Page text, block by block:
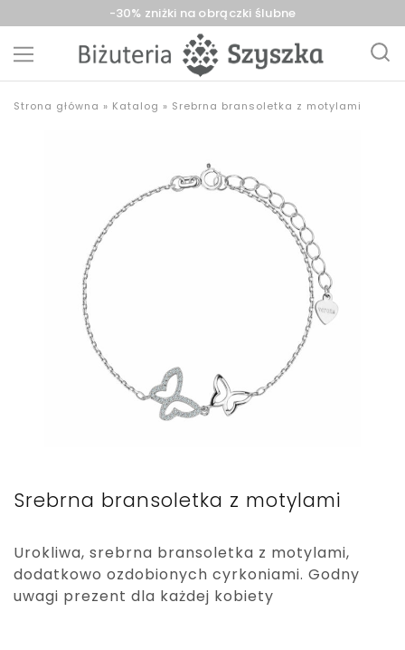
-30% zniżki na obrączki ślubne
Szyszka
z
Strona główna » Katalog » Srebrna bransoletka z motylami
Srebrna bransoletka z motylami
Urokliwa, srebrna bransoletka z motylami,
dodatkowo ozdobionych cyrkoniami. Godny
uwagi prezent dla każdej kobiety